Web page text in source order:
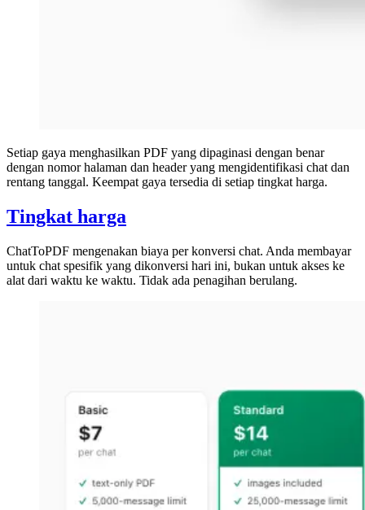
Setiap gaya menghasilkan PDF yang dipaginasi dengan benar
dengan nomor halaman dan header yang mengidentifikasi chat dan
rentang tanggal. Keempat gaya tersedia di setiap tingkat harga.
Tingkat harga
ChatToPDF mengenakan biaya per konversi chat. Anda membayar
untuk chat spesifik yang dikonversi hari ini, bukan untuk akses ke
alat dari waktu ke waktu. Tidak ada penagihan berulang.